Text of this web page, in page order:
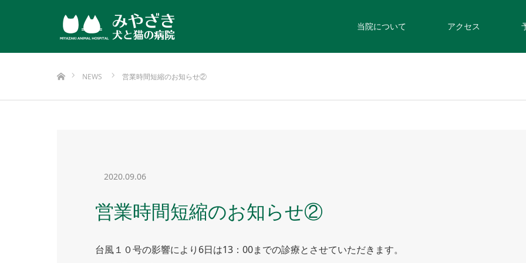
当院について アクセス
NEWS
営業時間短縮のお知らせ②
2020.09.06
営業時間短縮のお知らせ②
台風１０号の影響により6日は13：00までの診療とさせていただきます。